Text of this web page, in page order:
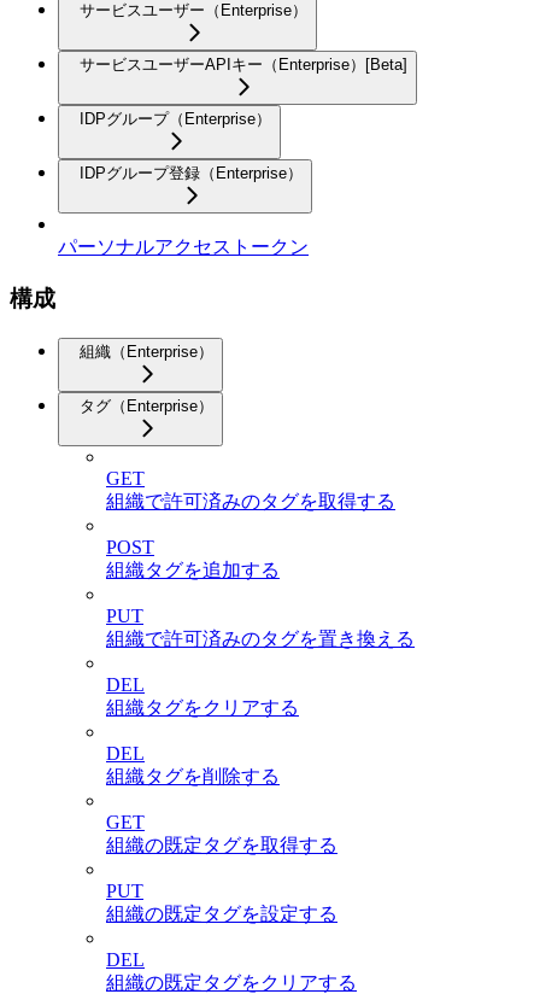
サービスユーザー（Enterprise）
サービスユーザーAPIキー（Enterprise）[Beta]
IDPグループ（Enterprise）
IDPグループ登録（Enterprise）
パーソナルアクセストークン
構成
組織（Enterprise）
タグ（Enterprise）
GET
組織で許可済みのタグを取得する
POST
組織タグを追加する
PUT
組織で許可済みのタグを置き換える
DEL
組織タグをクリアする
DEL
組織タグを削除する
GET
組織の既定タグを取得する
PUT
組織の既定タグを設定する
DEL
組織の既定タグをクリアする